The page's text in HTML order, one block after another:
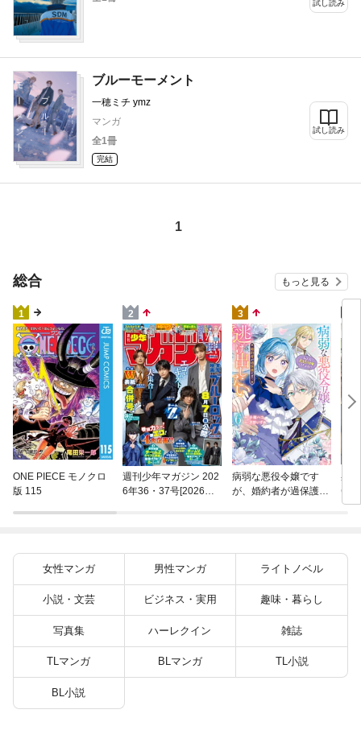
試し読み
ブルーモーメント
一穂ミチ ymz
マンガ
全1冊
完結
試し読み
1
総合 もっと見る
1
ONE PIECE モノクロ
版 115
2
週刊少年マガジン 202
6年36・37号[2026年8
3
病弱な悪役令嬢です
が、婚約者が過保護す
異
(22)
女性マンガ 男性マンガ ライトノベル
小説・文芸 ビジネス・実用 趣味・暮らし
写真集 ハーレクイン 雑誌
TLマンガ BLマンガ TL小説
BL小説